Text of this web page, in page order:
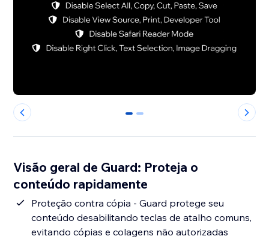
0 1
Visão geral de Guard: Proteja o
conteúdo rapidamente
Proteção contra cópia - Guard protege seu
conteúdo desabilitando teclas de atalho comuns,
evitando cópias e colagens não autorizadas